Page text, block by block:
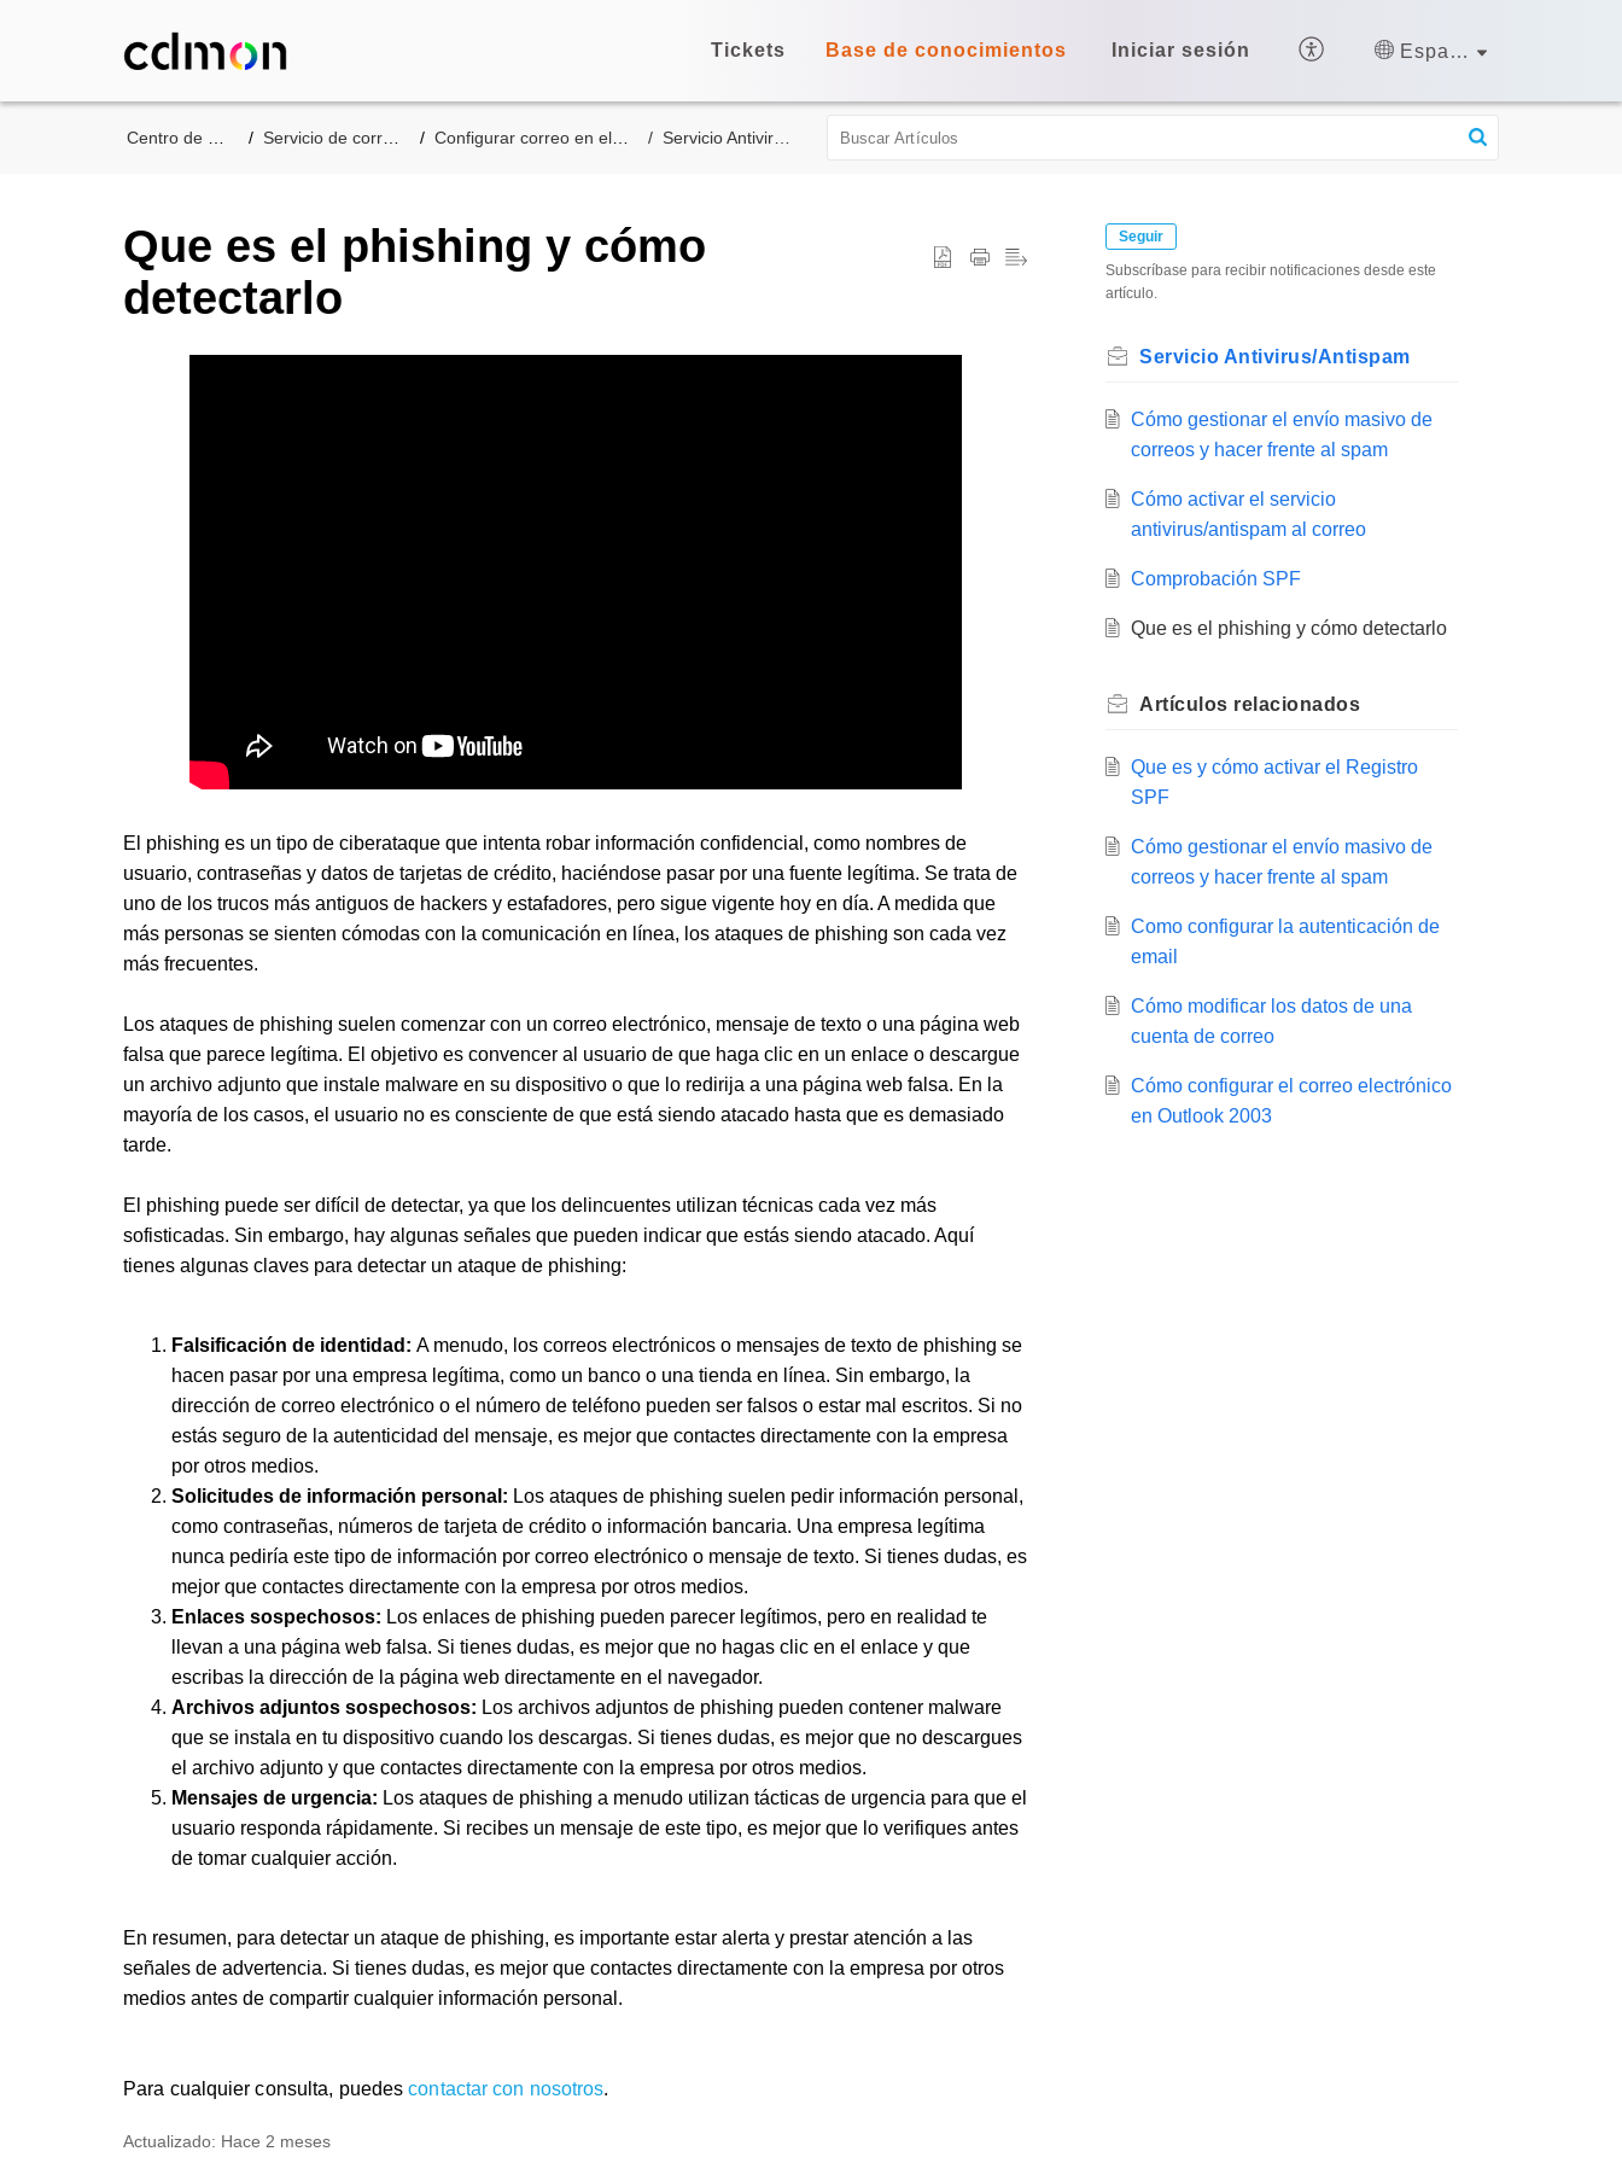
Tickets Base de conocimientos Iniciar sesión Español (España)
Servicio de correo de cdmon Configurar correo en el panel de control Servicio Antivirus/Antispam
Que es el phishing y cómo
detectarlo
El phishing es un tipo de ciberataque que intenta robar información confidencial, como nombres de
usuario, contraseñas y datos de tarjetas de crédito, haciéndose pasar por una fuente legítima. Se trata de
uno de los trucos más antiguos de hackers y estafadores, pero sigue vigente hoy en día. A medida que
más personas se sienten cómodas con la comunicación en línea, los ataques de phishing son cada vez
más frecuentes.
Los ataques de phishing suelen comenzar con un correo electrónico, mensaje de texto o una página web
falsa que parece legítima. El objetivo es convencer al usuario de que haga clic en un enlace o descargue
un archivo adjunto que instale malware en su dispositivo o que lo redirija a una página web falsa. En la
mayoría de los casos, el usuario no es consciente de que está siendo atacado hasta que es demasiado
tarde.
El phishing puede ser difícil de detectar, ya que los delincuentes utilizan técnicas cada vez más
sofisticadas. Sin embargo, hay algunas señales que pueden indicar que estás siendo atacado. Aquí
tienes algunas claves para detectar un ataque de phishing:
Falsificación de identidad: A menudo, los correos electrónicos o mensajes de texto de phishing se
hacen pasar por una empresa legítima, como un banco o una tienda en línea. Sin embargo, la
dirección de correo electrónico o el número de teléfono pueden ser falsos o estar mal escritos. Si no
estás seguro de la autenticidad del mensaje, es mejor que contactes directamente con la empresa
por otros medios.
Solicitudes de información personal: Los ataques de phishing suelen pedir información personal,
como contraseñas, números de tarjeta de crédito o información bancaria. Una empresa legítima
nunca pediría este tipo de información por correo electrónico o mensaje de texto. Si tienes dudas, es
mejor que contactes directamente con la empresa por otros medios.
Enlaces sospechosos: Los enlaces de phishing pueden parecer legítimos, pero en realidad te
llevan a una página web falsa. Si tienes dudas, es mejor que no hagas clic en el enlace y que
escribas la dirección de la página web directamente en el navegador.
Archivos adjuntos sospechosos: Los archivos adjuntos de phishing pueden contener malware
que se instala en tu dispositivo cuando los descargas. Si tienes dudas, es mejor que no descargues
el archivo adjunto y que contactes directamente con la empresa por otros medios.
Mensajes de urgencia: Los ataques de phishing a menudo utilizan tácticas de urgencia para que el
usuario responda rápidamente. Si recibes un mensaje de este tipo, es mejor que lo verifiques antes
de tomar cualquier acción.
En resumen, para detectar un ataque de phishing, es importante estar alerta y prestar atención a las
señales de advertencia. Si tienes dudas, es mejor que contactes directamente con la empresa por otros
medios antes de compartir cualquier información personal.
Para cualquier consulta, puedescontactar con nosotros.
Actualizado: Hace 2 meses
Seguir
Subscríbase para recibir notificaciones desde este
artículo.
Servicio Antivirus/Antispam
Cómo gestionar el envío masivo de
correos y hacer frente al spam
Cómo activar el servicio
antivirus/antispam al correo
Comprobación SPF
Que es el phishing y cómo detectarlo
Artículos relacionados
Que es y cómo activar el Registro
SPF
Cómo gestionar el envío masivo de
correos y hacer frente al spam
Como configurar la autenticación de
email
Cómo modificar los datos de una
cuenta de correo
Cómo configurar el correo electrónico
en Outlook 2003